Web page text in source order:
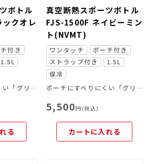
ボトル
クオレ
付き
1.5L
ポーチにすべりにくい「グリップサポート」を採用！さらに飲みやすくなりました。
る
真空断熱スポーツボトル
FJS-1500F ネイビーミン
ト(NVMT)
ワンタッチ
ポーチ付き
ストラップ付き
1.5L
保冷
ポーチにすべりにくい「グリップサポート」を採用！さらに飲みやすくなりました。
5,500円(税込)
カートに入れる